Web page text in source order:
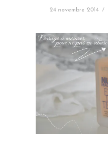
24 novembre 2014 /